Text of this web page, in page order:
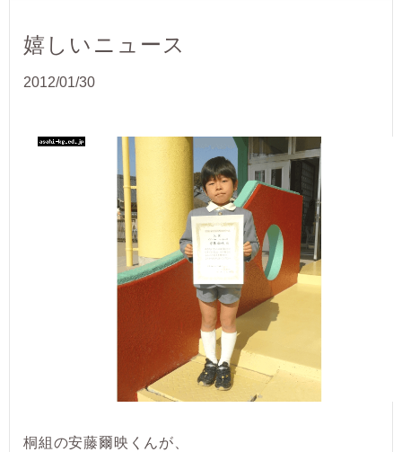
嬉しいニュース
2012/01/30
桐組の安藤爾映くんが、